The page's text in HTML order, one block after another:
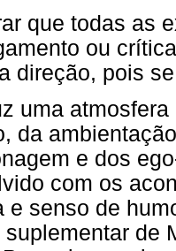
que todas as
ou
direção, pois
uma
da
e dos
com os
e senso de
de